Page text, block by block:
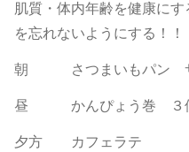
肌質・体内年齢を健康に
を忘れないようにする！！
朝 さつまいもパン サ
昼 かんぴょう巻 ３
夕方 カフェラテ